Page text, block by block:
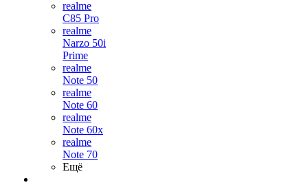
realme
C85 Pro
realme
Narzo 50i
Prime
realme
Note 50
realme
Note 60
realme
Note 60x
realme
Note 70
Ещё